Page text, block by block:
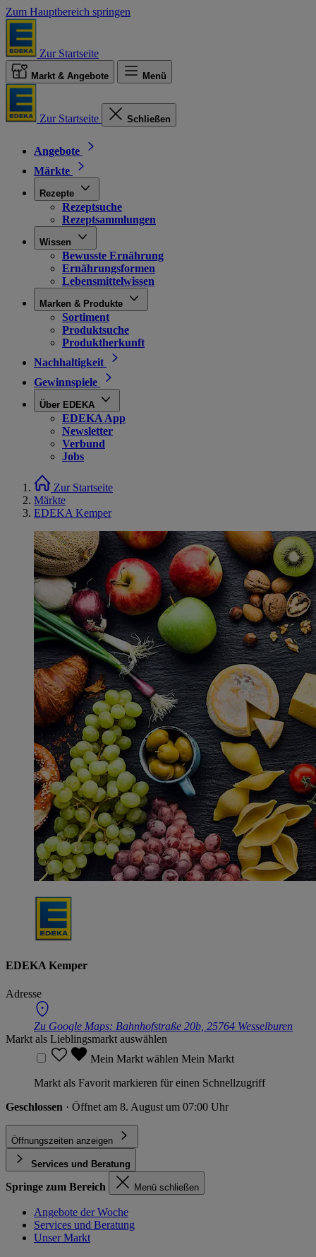
Zum Hauptbereich springen
Zur Startseite
Markt & Angebote Menü
Zur Startseite Schließen
Angebote
Märkte
Rezepte
Rezeptsuche
Rezeptsammlungen
Wissen
Bewusste Ernährung
Ernährungsformen
Lebensmittelwissen
Marken & Produkte
Sortiment
Produktsuche
Produktherkunft
Nachhaltigkeit
Gewinnspiele
Über EDEKA
EDEKA App
Newsletter
Verbund
Jobs
Zur Startseite
Märkte
EDEKA Kemper
EDEKA Kemper
Adresse
Zu Google Maps: Bahnhofstraße 20b, 25764 Wesselburen
Markt als Lieblingsmarkt auswählen
Mein Markt wählen Mein Markt
Markt als Favorit markieren für einen Schnellzugriff
Geschlossen · Öffnet am 8. August um 07:00 Uhr
Öffnungszeiten anzeigen
Services und Beratung
Springe zum Bereich Menü schließen
Angebote der Woche
Services und Beratung
Unser Markt